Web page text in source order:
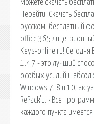
можете скачать
Перейти. Скачать
русском, бесплатный
office 365
Keys-online.ru! Сегодня
1.4.7 - это лучший
особых усилий и
Windows 7, 8 и 10,
RePack'и. • Все
каждого пункта